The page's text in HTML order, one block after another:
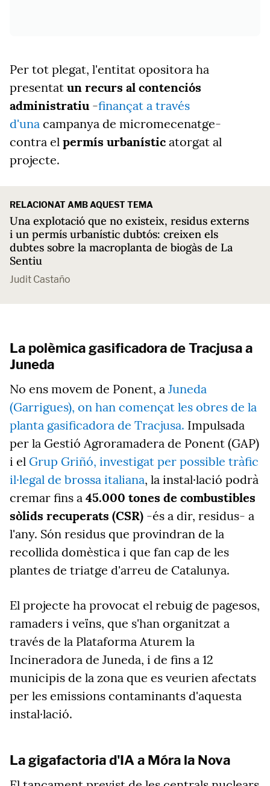
Per tot plegat, l'entitat opositora ha
presentat un recurs al contenciós
administratiu -finançat a través
d'una campanya de micromecenatge-
contra el permís urbanístic atorgat al
projecte.
RELACIONAT AMB AQUEST TEMA
Una explotació que no existeix, residus externs
i un permís urbanístic dubtós: creixen els
dubtes sobre la macroplanta de biogàs de La
Sentiu
Judit Castaño
La polèmica gasificadora de Tracjusa a
Juneda
No ens movem de Ponent, a Juneda
(Garrigues), on han començat les obres de la
planta gasificadora de Tracjusa. Impulsada
per la Gestió Agroramadera de Ponent (GAP)
i el Grup Griñó, investigat per possible tràfic
il·legal de brossa italiana, la instal·lació podrà
cremar fins a 45.000 tones de combustibles
sòlids recuperats (CSR) -és a dir, residus- a
l'any. Són residus que provindran de la
recollida domèstica i que fan cap de les
plantes de triatge d'arreu de Catalunya.
El projecte ha provocat el rebuig de pagesos,
ramaders i veïns, que s'han organitzat a
través de la Plataforma Aturem la
Incineradora de Juneda, i de fins a 12
municipis de la zona que es veurien afectats
per les emissions contaminants d'aquesta
instal·lació.
La gigafactoria d'IA a Móra la Nova